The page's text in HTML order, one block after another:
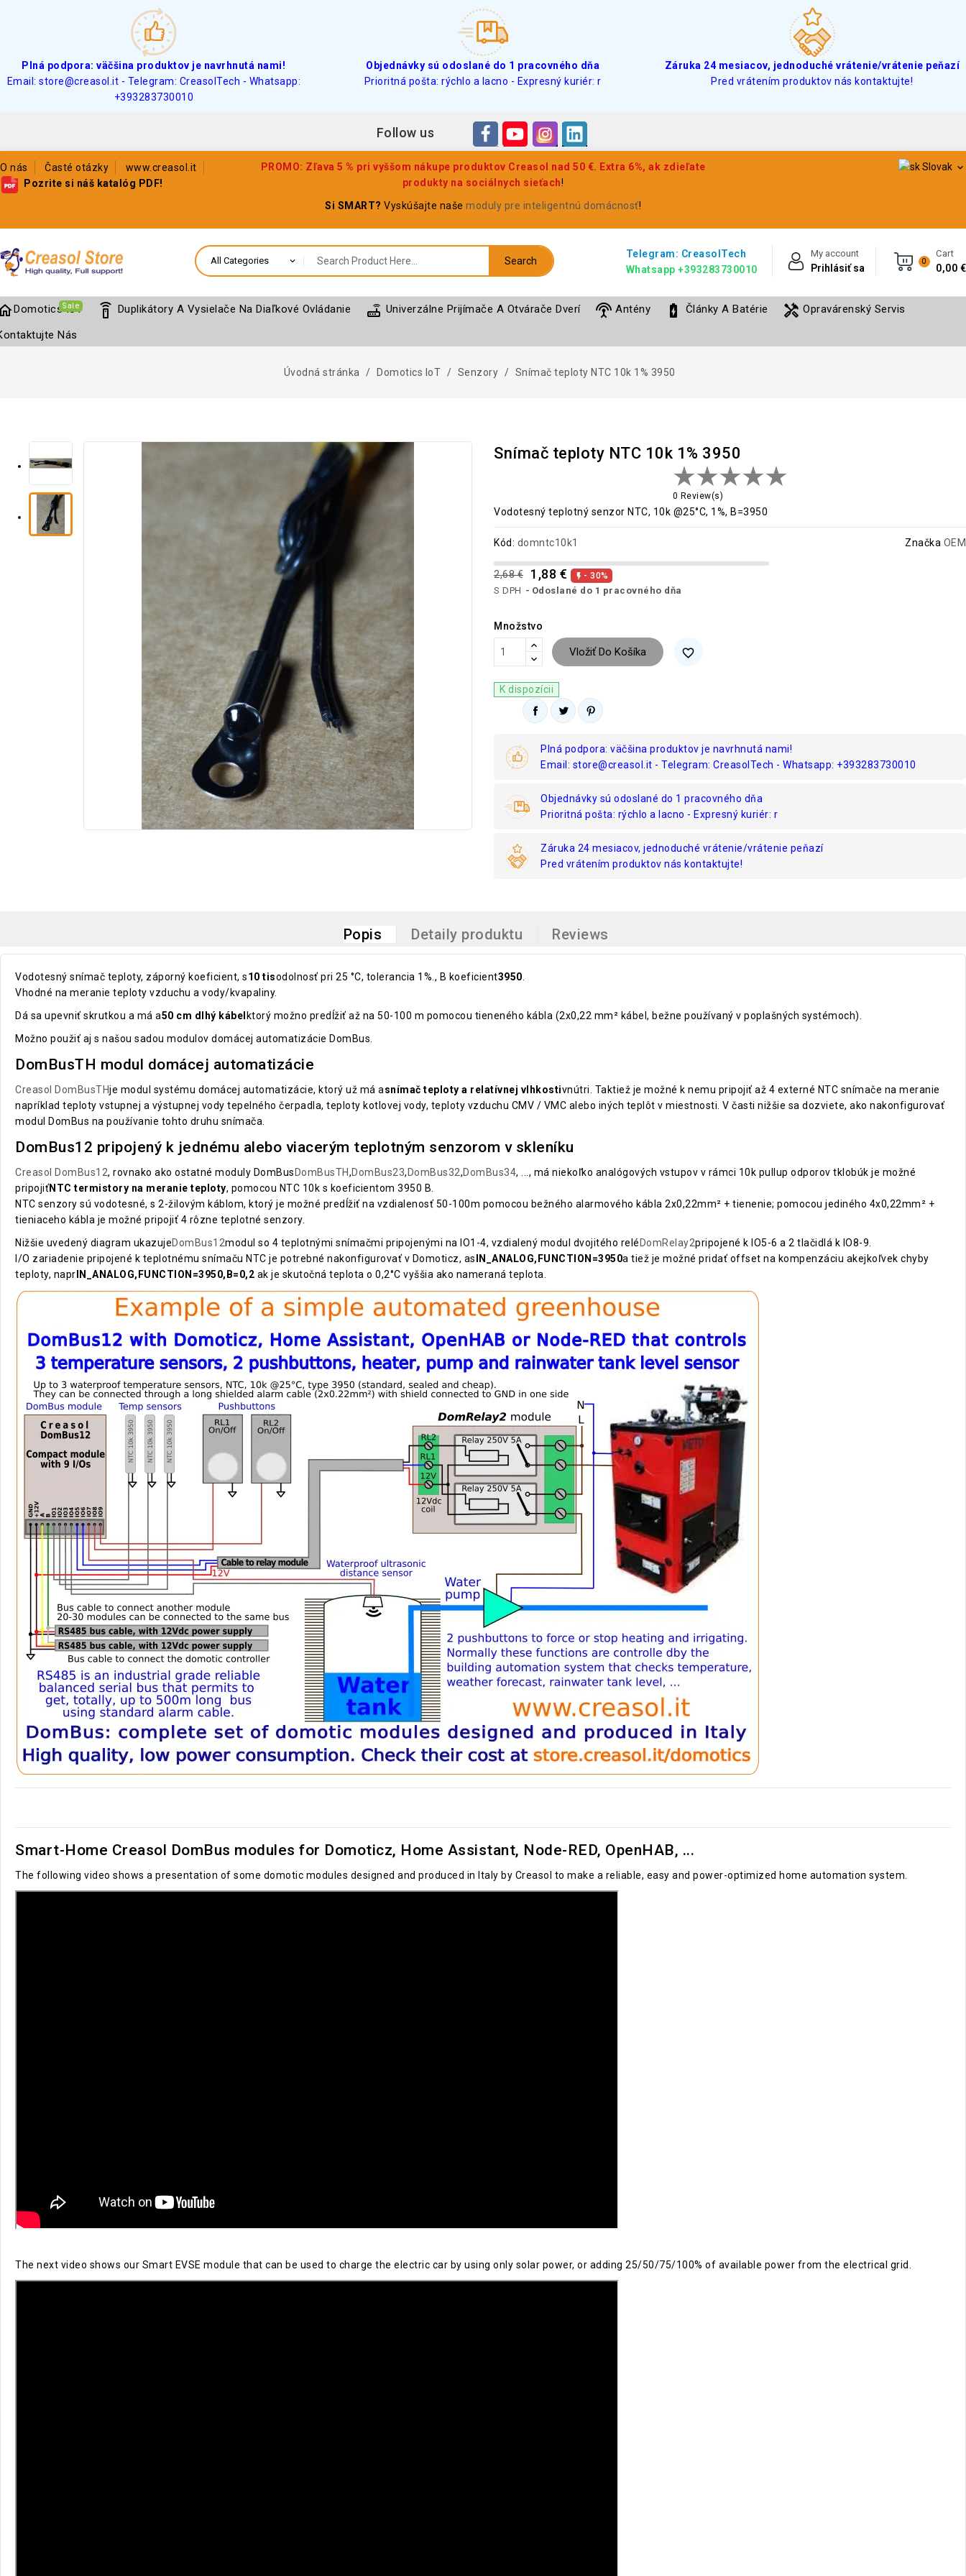
Plná podpora: väčšina produktov je navrhnutá nami!
Email: store@creasol.it - Telegram: CreasolTech - Whatsapp:
+393283730010
Objednávky sú odoslané do 1 pracovného dňa
Prioritná pošta: rýchlo a lacno - Expresný kuriér: r
Záruka 24 mesiacov, jednoduché vrátenie/vrátenie peňazí
Pred vrátením produktov nás kontaktujte!
Follow us
O nás Časté otázky
www.creasol.it
Pozrite si náš katalóg PDF!
PROMO: Zľava 5 % pri vyššom nákupe produktov Creasol nad 50 €. Extra 6%, ak zdieľate
produkty na sociálnych sieťach!
Si SMART? Vyskúšajte naše moduly pre inteligentnú domácnosť!
Slovak 
0
Cart
0,00 €
My account
Prihlásiť sa
Telegram: CreasolTech
Whatsapp +393283730010
Search
Domotics IoT
Sale settings_remote Duplikátory A Vysielače Na Diaľkové Ovládanie router Univerzálne Prijímače A Otvárače Dverí settings_input_antenna Antény battery_charging_full Články A Batérie handyman Opravárenský Servis
Nás
Úvodná stránka Domotics IoT Senzory Snímač teploty NTC 10k 1% 3950
Snímač teploty NTC 10k 1% 3950
0 Review(s)
Vodotesný teplotný senzor NTC, 10k @25°C, 1%, B=3950
Značka OEM
Kód: domntc10k1
2,68 € 1,88 €  - 30%
S DPH Odoslané do 1 pracovného dňa
Množstvo
Vložiť Do Košíka favorite_border
K dispozícii
Plná podpora: väčšina produktov je navrhnutá nami!
Email: store@creasol.it - Telegram: CreasolTech - Whatsapp: +393283730010
Objednávky sú odoslané do 1 pracovného dňa
Prioritná pošta: rýchlo a lacno - Expresný kuriér: r
Záruka 24 mesiacov, jednoduché vrátenie/vrátenie peňazí
Pred vrátením produktov nás kontaktujte!
Popis Detaily produktu Reviews
Vodotesný snímač teploty, záporný koeficient, s10 tisodolnosť pri 25 °C, tolerancia 1%., B koeficient3950
Vhodné na meranie teploty vzduchu a vody/kvapaliny.
Dá sa upevniť skrutkou a má a50 cm dlhý kábel ktorý možno predĺžiť až na 50-100 m pomocou tieneného kábla (2x0,22 mm² kábel, bežne používaný v poplašných systémoch).
Možno použiť aj s našou sadou modulov domácej automatizácie DomBus.
DomBusTH modul domácej automatizácie
Creasol DomBusTHje modul systému domácej automatizácie, ktorý už má asnímač teploty a relatívnej vlhkostivnútri. Taktiež je možné k nemu pripojiť až 4 externé NTC snímače na meranie
napríklad teploty vstupnej a výstupnej vody tepelného čerpadla, teploty kotlovej vody, teploty vzduchu CMV / VMC alebo iných teplôt v miestnosti. V časti nižšie sa dozviete, ako nakonfigurovať
modul DomBus na používanie tohto druhu snímača.
DomBus12 pripojený k jednému alebo viacerým teplotným senzorom v skleníku
Creasol DomBus12, rovnako ako ostatné moduly DomBus DomBusTH,DomBus23, DomBus32,DomBus34, ..., má niekoľko analógových vstupov v rámci 10k pullup odporov tklobúk je možné
pripojiťNTC termistory na meranie teploty, pomocou NTC 10k s koeficientom 3950 B.
NTC senzory sú vodotesné, s 2-žilovým káblom, ktorý je možné predĺžiť na vzdialenosť 50-100m pomocou bežného alarmového kábla 2x0,22mm² + tienenie; pomocou jediného 4x0,22mm² +
tieniaceho kábla je možné pripojiť 4 rôzne teplotné senzory.
Nižšie uvedený diagram ukazujeDomBus12modul so 4 teplotnými snímačmi pripojenými na IO1-4, vzdialený modul dvojitého relé DomRelay2pripojené k IO5-6 a 2 tlačidlá k IO8-9.
I/O zariadenie pripojené k teplotnému snímaču NTC je potrebné nakonfigurovať v Domoticz, as IN_ANALOG,FUNCTION=3950a tiež je možné pridať offset na kompenzáciu akejkoľvek chyby
teploty, napr IN_ANALOG,FUNCTION=3950,B=0,2 ak je skutočná teplota o 0,2°C vyššia ako nameraná teplota.
Smart-Home Creasol DomBus modules for Domoticz, Home Assistant, Node-RED, OpenHAB, ...
The following video shows a presentation of some domotic modules designed and produced in Italy by Creasol to make a reliable, easy and power-optimized home automation system.
The next video shows our Smart EVSE module that can be used to charge the electric car by using only solar power, or adding 25/50/75/100% of available power from the electrical grid.